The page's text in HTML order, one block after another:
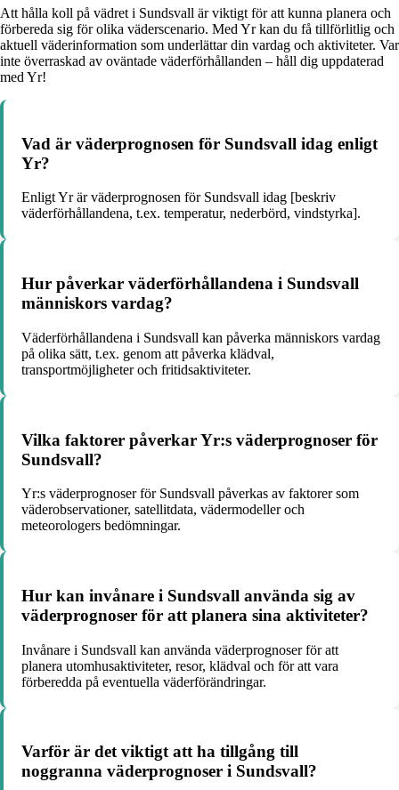
Att hålla koll på vädret i Sundsvall är viktigt för att kunna planera och
förbereda sig för olika väderscenario. Med Yr kan du få tillförlitlig och
aktuell väderinformation som underlättar din vardag och aktiviteter. Var
inte överraskad av oväntade väderförhållanden – håll dig uppdaterad
med Yr!
Vad är väderprognosen för Sundsvall idag enligt
Yr?
Enligt Yr är väderprognosen för Sundsvall idag [beskriv
väderförhållandena, t.ex. temperatur, nederbörd, vindstyrka].
Hur påverkar väderförhållandena i Sundsvall
människors vardag?
Väderförhållandena i Sundsvall kan påverka människors vardag
på olika sätt, t.ex. genom att påverka klädval,
transportmöjligheter och fritidsaktiviteter.
Vilka faktorer påverkar Yr:s väderprognoser för
Sundsvall?
Yr:s väderprognoser för Sundsvall påverkas av faktorer som
väderobservationer, satellitdata, vädermodeller och
meteorologers bedömningar.
Hur kan invånare i Sundsvall använda sig av
väderprognoser för att planera sina aktiviteter?
Invånare i Sundsvall kan använda väderprognoser för att
planera utomhusaktiviteter, resor, klädval och för att vara
förberedda på eventuella väderförändringar.
Varför är det viktigt att ha tillgång till
noggranna väderprognoser i Sundsvall?